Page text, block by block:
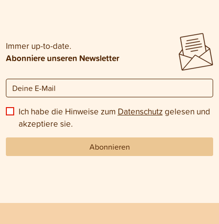
Immer up-to-date.
Abonniere unseren Newsletter
Ich habe die Hinweise zum Datenschutz gelesen und
akzeptiere sie.
Abonnieren